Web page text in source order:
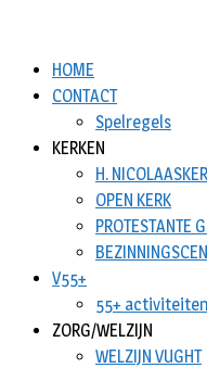
HOME
CONTACT
Spelregels
KERKEN
H.
OPEN KERK
PROTESTANTE
V55+
55+ activiteiten
ZORG/WELZIJN
WELZIJN VUGHT